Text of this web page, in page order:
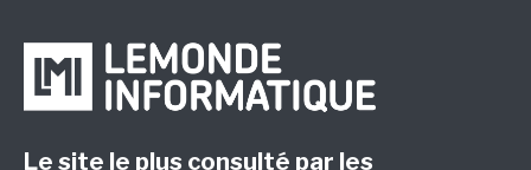
Le site le plus consulté par les